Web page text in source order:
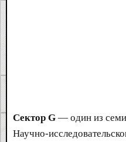
Сектор G — один из
Научно-